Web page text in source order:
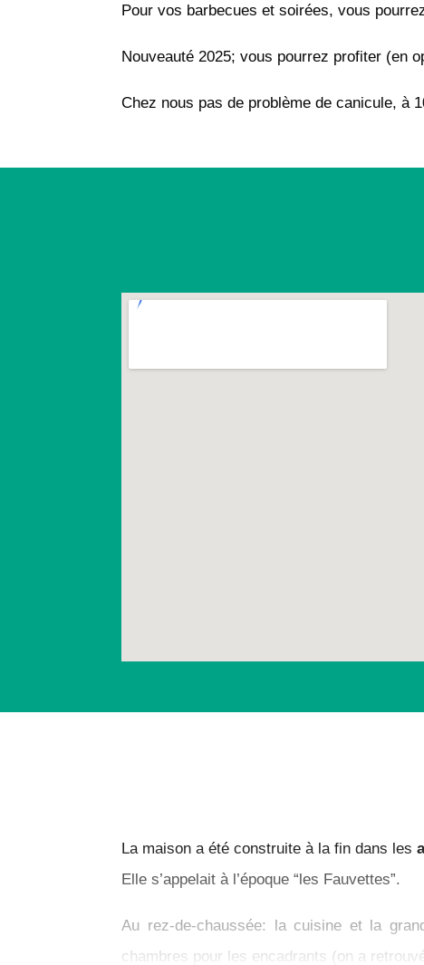
Pour vos barbecues et soirées, vous
Nouveauté 2025; vous pourrez profiter (en
Chez nous pas de problème de canicule, à
La maison a été construite à la fin dans les
Elle s’appelait à l’époque “les Fauvettes”.
Au rez-de-chaussée: la cuisine et la
chambres pour les encadrants (on a